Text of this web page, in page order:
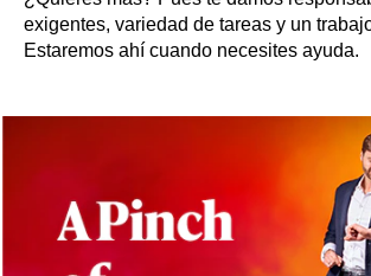
exigentes, variedad de tareas y un
Estaremos ahí cuando necesites ayuda.